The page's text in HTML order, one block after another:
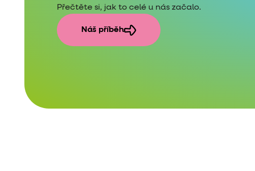
Přečtěte si, jak to celé u nás začalo.
Náš příběh